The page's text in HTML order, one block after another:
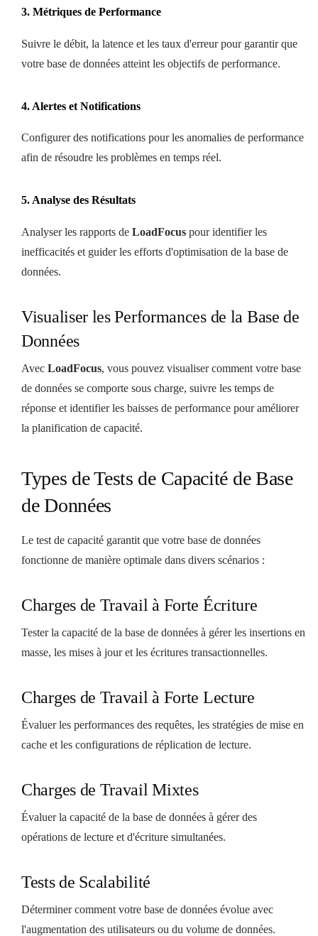
3. Métriques de Performance
Suivre le débit, la latence et les taux d'erreur pour garantir que
votre base de données atteint les objectifs de performance.
4. Alertes et Notifications
Configurer des notifications pour les anomalies de performance
afin de résoudre les problèmes en temps réel.
5. Analyse des Résultats
Analyser les rapports de LoadFocus pour identifier les
inefficacités et guider les efforts d'optimisation de la base de
données.
Visualiser les Performances de la Base de
Données
Avec LoadFocus, vous pouvez visualiser comment votre base
de données se comporte sous charge, suivre les temps de
réponse et identifier les baisses de performance pour améliorer
la planification de capacité.
Types de Tests de Capacité de Base
de Données
Le test de capacité garantit que votre base de données
fonctionne de manière optimale dans divers scénarios :
Charges de Travail à Forte Écriture
Tester la capacité de la base de données à gérer les insertions en
masse, les mises à jour et les écritures transactionnelles.
Charges de Travail à Forte Lecture
Évaluer les performances des requêtes, les stratégies de mise en
cache et les configurations de réplication de lecture.
Charges de Travail Mixtes
Évaluer la capacité de la base de données à gérer des
opérations de lecture et d'écriture simultanées.
Tests de Scalabilité
Déterminer comment votre base de données évolue avec
l'augmentation des utilisateurs ou du volume de données.